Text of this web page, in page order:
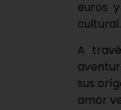
euros
cultural.
A
sus
amor